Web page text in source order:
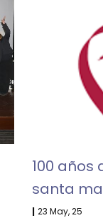
100 años
santa
| 23 May, 25